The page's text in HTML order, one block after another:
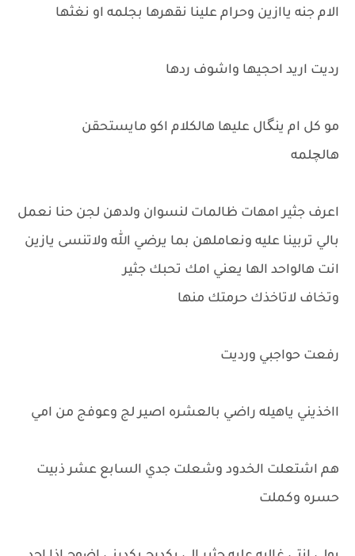
الام جنه ياازين وحرام علينا نقهرها بجلمه او نغثها
رديت اريد احجيها واشوف ردها
مو كل ام ينگال عليها هالكلام اكو مايستحقن
هالچلمه
اعرف جثير امهات ظالمات لنسوان ولدهن لجن حنا نعمل
بالي تربينا عليه ونعاملهن بما يرضي الله ولاتنسى يازين
انت هالواحد الها يعني امك تحبك جثير
وتخاف لاتاخذك حرمتك منها
رفعت حواجبي ورديت
ااخذيني ياهيله راضي بالعشره اصير لج وعوفج من امي
هم اشتعلت الخدود وشعلت جدي السابع عشر ذبيت
حسره وكملت